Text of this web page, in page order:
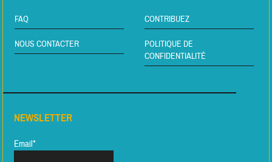
FAQ CONTRIBUEZ
NOUS CONTACTER
POLITIQUE DE
CONFIDENTIALITÉ
NEWSLETTER
Email*